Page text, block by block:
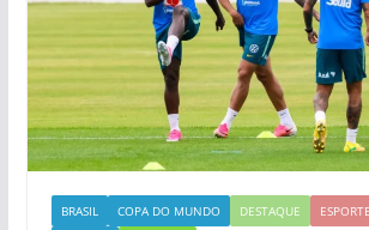
BRASIL COPA DO MUNDO DESTAQUE